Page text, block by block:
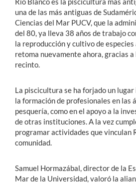
una de las más antiguas de
Ciencias del Mar PUCV, que la
del 80, ya lleva 38 años de trabajo
la reproducción y cultivo de
retoma nuevamente ahora, gracias
recinto.
La piscicultura se ha forjado un
la formación de profesionales en las
pesquería, como en el apoyo a la
de otras instituciones. A la vez
programar actividades que vinculan
comunidad.
Samuel Hormazábal, director de la
Mar de la Universidad, valoró la